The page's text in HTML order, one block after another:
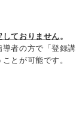
しておりません。
者の方で「登録講
とが可能です。